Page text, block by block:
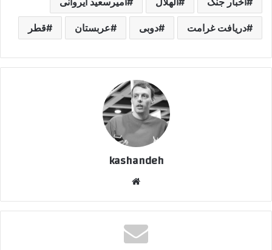
دریافت غرامت دوبی عربستان قطر
kashandeh